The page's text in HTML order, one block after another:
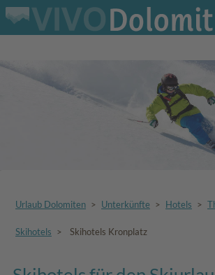
Urlaub Dolomiten > Unterkünfte > Hotels >
Skihotels > Skihotels Kronplatz